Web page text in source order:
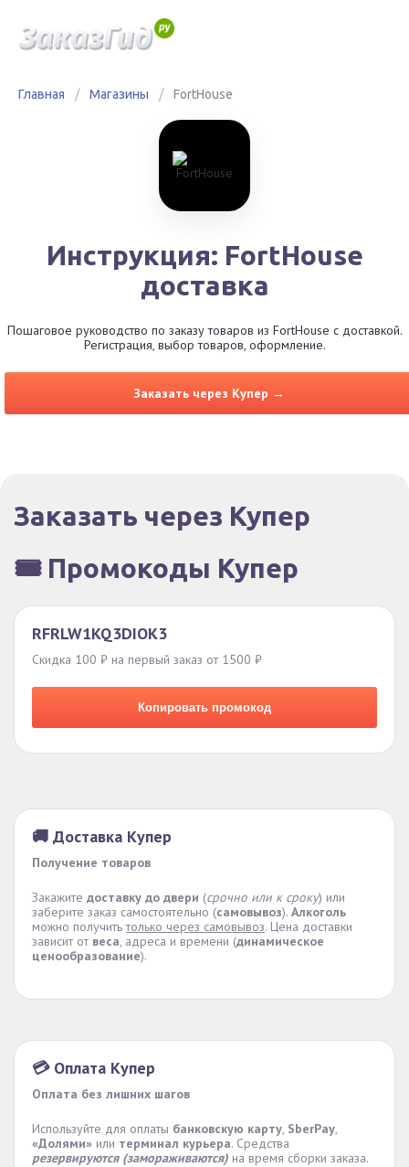
Главная / Магазины / FortHouse
Инструкция: FortHouse
доставка
Пошаговое руководство по заказу товаров из FortHouse с доставкой.
Регистрация, выбор товаров, оформление.
Заказать через Купер →
Заказать через Купер
🎟️ Промокоды Купер
RFRLW1KQ3DIOK3
Скидка 100 ₽ на первый заказ от 1500 ₽
Копировать промокод
🚚 Доставка Купер
Получение товаров
Закажите доставку до двери (срочно или к сроку) или
заберите заказ самостоятельно (самовывоз). Алкоголь
можно получитьтолько через самовывоз. Цена доставки
зависит от веса, адреса и времени (динамическое
ценообразование).
💳 Оплата Купер
Оплата без лишних шагов
Используйте для оплаты банковскую карту, SberPay,
«Долями» или терминал курьера. Средства
резервируются (замораживаются) на время сборки заказа.